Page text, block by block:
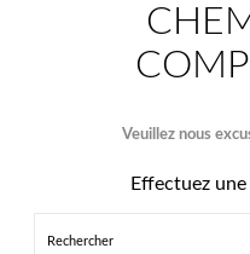
Veuillez nous
Effectuez